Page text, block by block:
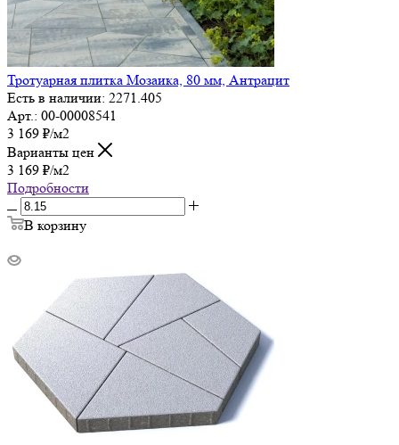
Тротуарная плитка Мозаика, 80 мм, Антрацит
Есть в наличии: 2271.405
Арт.: 00-00008541
3 169 ₽/м2
Варианты цен
3 169 ₽/м2
Подробности
В корзину